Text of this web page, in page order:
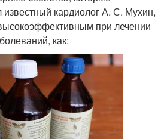
кардиолог А. С. Мухин,
при лечении
как: